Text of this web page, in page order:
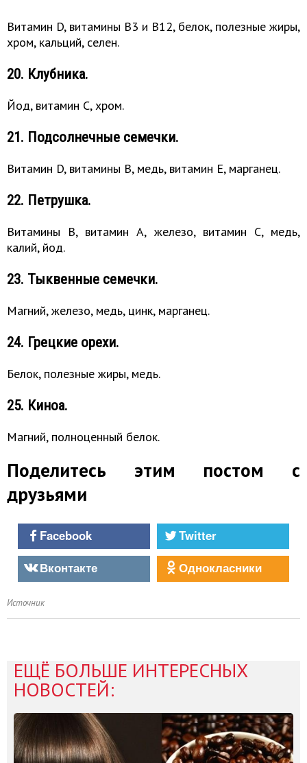
Витамин D, витамины B3 и B12, белок, полезные жиры,
хром, кальций, селен.
20. Клубника.
Йод, витамин C, хром.
21. Подсолнечные семечки.
Витамин D, витамины B, медь, витамин E, марганец.
22. Петрушка.
Витамины B, витамин A, железо, витамин C, медь,
калий, йод.
23. Тыквенные семечки.
Магний, железо, медь, цинк, марганец.
24. Грецкие орехи.
Белок, полезные жиры, медь.
25. Киноа.
Магний, полноценный белок.
Поделитесь этим постом с
друзьями
Facebook
Twitter
Вконтакте
Однокласники
Источник
ЕЩЁ БОЛЬШЕ ИНТЕРЕСНЫХ
НОВОСТЕЙ: